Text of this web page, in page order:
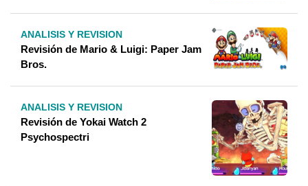
ANALISIS Y REVISION
Revisión de Mario & Luigi: Paper Jam
Bros.
ANALISIS Y REVISION
Revisión de Yokai Watch 2
Psychospectri